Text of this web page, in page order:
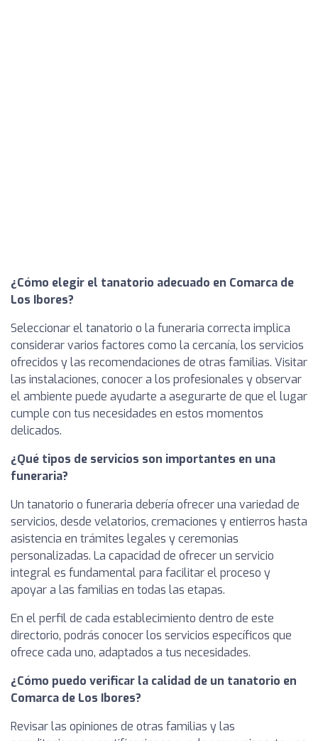
¿Cómo elegir el tanatorio adecuado en Comarca de
Los Ibores?
Seleccionar el tanatorio o la funeraria correcta implica
considerar varios factores como la cercanía, los servicios
ofrecidos y las recomendaciones de otras familias. Visitar
las instalaciones, conocer a los profesionales y observar
el ambiente puede ayudarte a asegurarte de que el lugar
cumple con tus necesidades en estos momentos
delicados.
¿Qué tipos de servicios son importantes en una
funeraria?
Un tanatorio o funeraria debería ofrecer una variedad de
servicios, desde velatorios, cremaciones y entierros hasta
asistencia en trámites legales y ceremonias
personalizadas. La capacidad de ofrecer un servicio
integral es fundamental para facilitar el proceso y
apoyar a las familias en todas las etapas.
En el perfil de cada establecimiento dentro de este
directorio, podrás conocer los servicios específicos que
ofrece cada uno, adaptados a tus necesidades.
¿Cómo puedo verificar la calidad de un tanatorio en
Comarca de Los Ibores?
Revisar las opiniones de otras familias y las